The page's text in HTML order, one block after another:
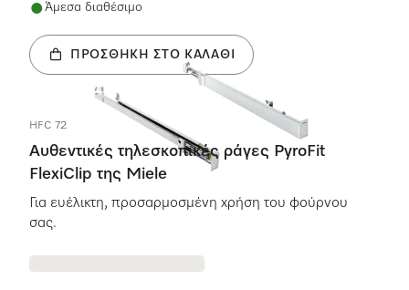
Άμεσα διαθέσιμο
ΠΡΟΣΘΉΚΗ ΣΤΟ ΚΑΛΆΘΙ
HFC 72
Αυθεντικές τηλεσκοπικές ράγες PyroFit
FlexiClip της Miele
Για ευέλικτη, προσαρμοσμένη χρήση του φούρνου
σας.